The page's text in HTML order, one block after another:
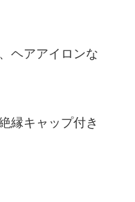
ヘアアイロンな
縁キャップ付き